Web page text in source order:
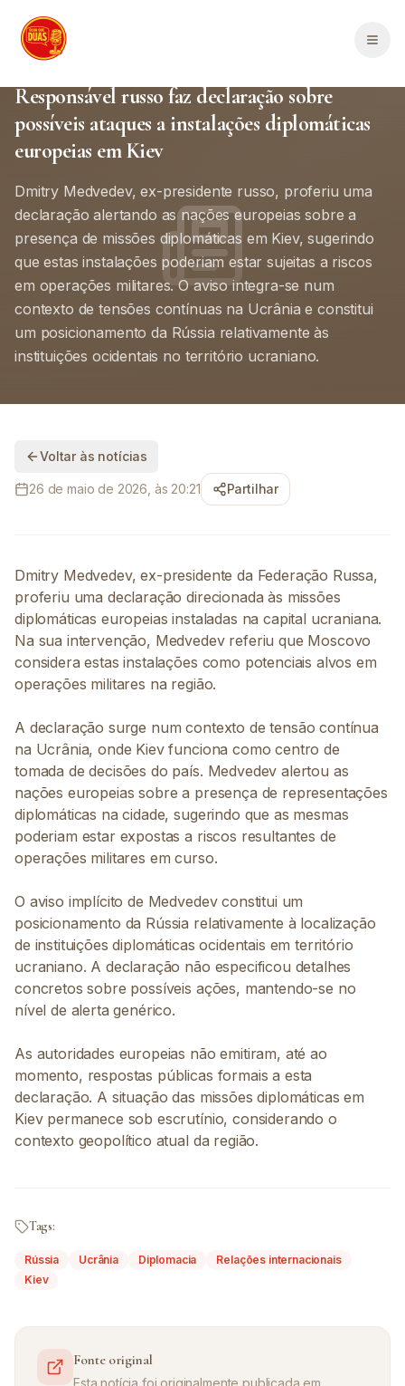
Política Internacional
Responsável russo faz declaração sobre
possíveis ataques a instalações diplomáticas
europeias em Kiev
Dmitry Medvedev, ex-presidente russo, proferiu uma
declaração alertando as nações europeias sobre a
presença de missões diplomáticas em Kiev, sugerindo
que estas instalações poderiam estar sujeitas a riscos
em operações militares. O aviso integra-se num
contexto de tensões contínuas na Ucrânia e constitui
um posicionamento da Rússia relativamente às
instituições ocidentais no território ucraniano.
Voltar às notícias
26 de maio de 2026, às 20:21 Partilhar
Dmitry Medvedev, ex-presidente da Federação Russa,
proferiu uma declaração direcionada às missões
diplomáticas europeias instaladas na capital ucraniana.
Na sua intervenção, Medvedev referiu que Moscovo
considera estas instalações como potenciais alvos em
operações militares na região.
A declaração surge num contexto de tensão contínua
na Ucrânia, onde Kiev funciona como centro de
tomada de decisões do país. Medvedev alertou as
nações europeias sobre a presença de representações
diplomáticas na cidade, sugerindo que as mesmas
poderiam estar expostas a riscos resultantes de
operações militares em curso.
O aviso implícito de Medvedev constitui um
posicionamento da Rússia relativamente à localização
de instituições diplomáticas ocidentais em território
ucraniano. A declaração não especificou detalhes
concretos sobre possíveis ações, mantendo-se no
nível de alerta genérico.
As autoridades europeias não emitiram, até ao
momento, respostas públicas formais a esta
declaração. A situação das missões diplomáticas em
Kiev permanece sob escrutínio, considerando o
contexto geopolítico atual da região.
Tags:
Rússia Ucrânia Diplomacia
Relações internacionais
Kiev
Fonte original
Esta notícia foi originalmente publicada em